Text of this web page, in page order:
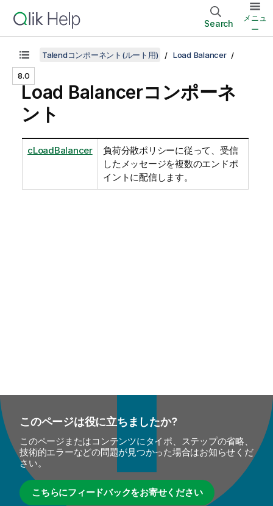
Search
メニュ
ー
8.0
Talendコンポーネント(ルート用) Load Balancer
Load Balancerコンポーネ
ント
cLoadBalancer
負荷分散ポリシーに従って、受信
したメッセージを複数のエンドポ
イントに配信します。
このページは役に立ちましたか?
このページまたはコンテンツにタイポ、ステップの省略、
技術的エラーなどの問題が見つかった場合はお知らせくだ
さい。
こちらにフィードバックをお寄せください